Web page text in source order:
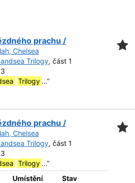
prachu /
Chelsea
Trilogy, část 1
Trilogy ...”
prachu /
Chelsea
Trilogy, část 1
Trilogy ...”
Umístění
Stav